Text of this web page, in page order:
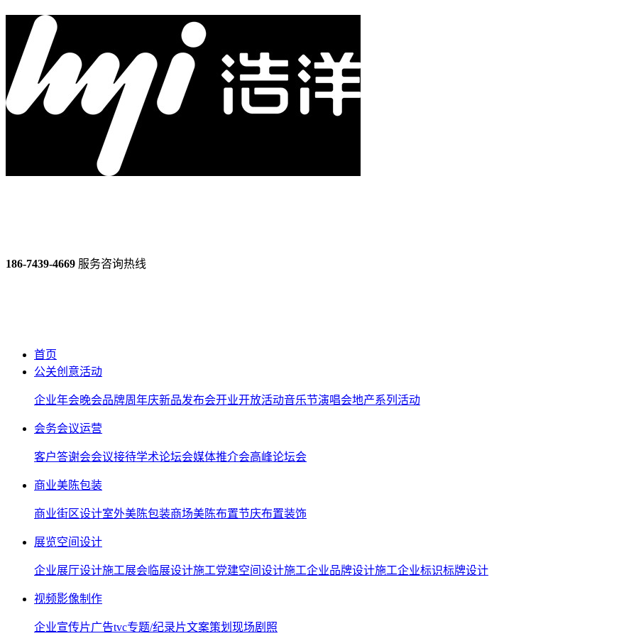
186-7439-4669 服务咨询热线
首页
公关创意活动
企业年会晚会品牌周年庆新品发布会开业开放活动音乐节演唱会地产系列活动
会务会议运营
客户答谢会会议接待学术论坛会媒体推介会高峰论坛会
商业美陈包装
商业街区设计室外美陈包装商场美陈布置节庆布置装饰
展览空间设计
企业展厅设计施工展会临展设计施工党建空间设计施工企业品牌设计施工企业标识标牌设计
视频影像制作
企业宣传片广告tvc专题/纪录片文案策划 现场剧照